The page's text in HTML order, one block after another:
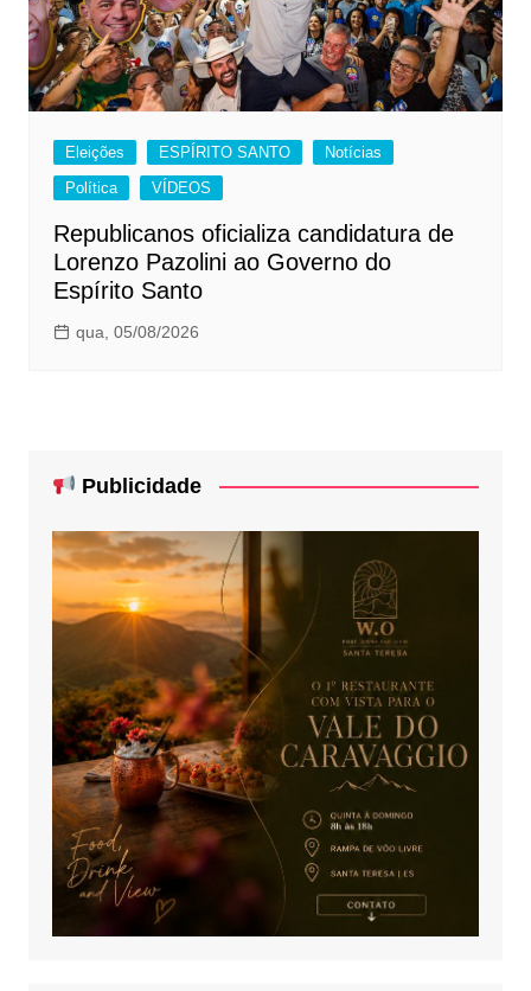
Eleições ESPÍRITO SANTO
Notícias
Política
VÍDEOS
Republicanos oficializa candidatura de
Lorenzo Pazolini ao Governo do
Espírito Santo
qua, 05/08/2026
Publicidade